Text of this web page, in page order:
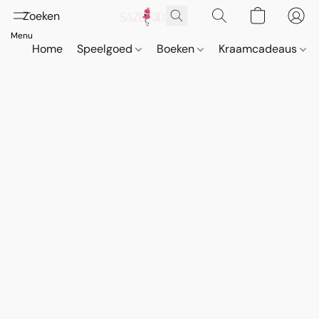
Home Speelgoed Boeken Kraamcadeaus